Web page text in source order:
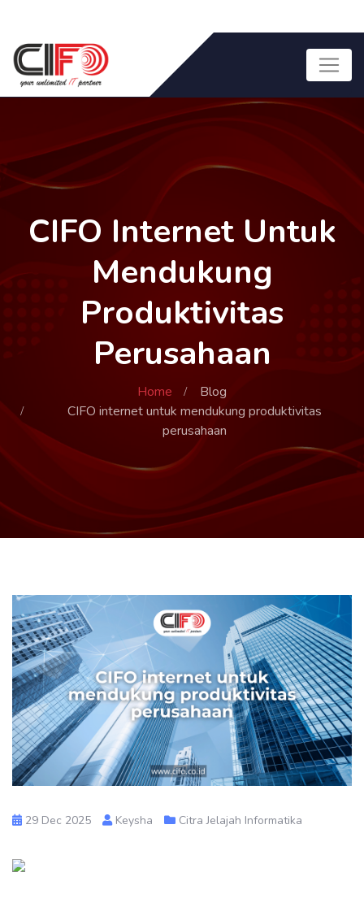
CIFO Internet Untuk
Mendukung
Produktivitas
Perusahaan
Home
Blog
CIFO internet untuk mendukung produktivitas
perusahaan
29 Dec 2025 Keysha Citra Jelajah Informatika